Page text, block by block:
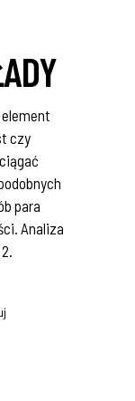
czy
para
Analiza